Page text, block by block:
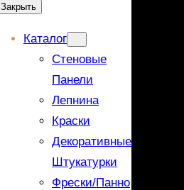
Закрыть
Каталог
Стеновые
Панели
Лепнина
Краски
Декоративные
Штукатурки
Фрески/панно